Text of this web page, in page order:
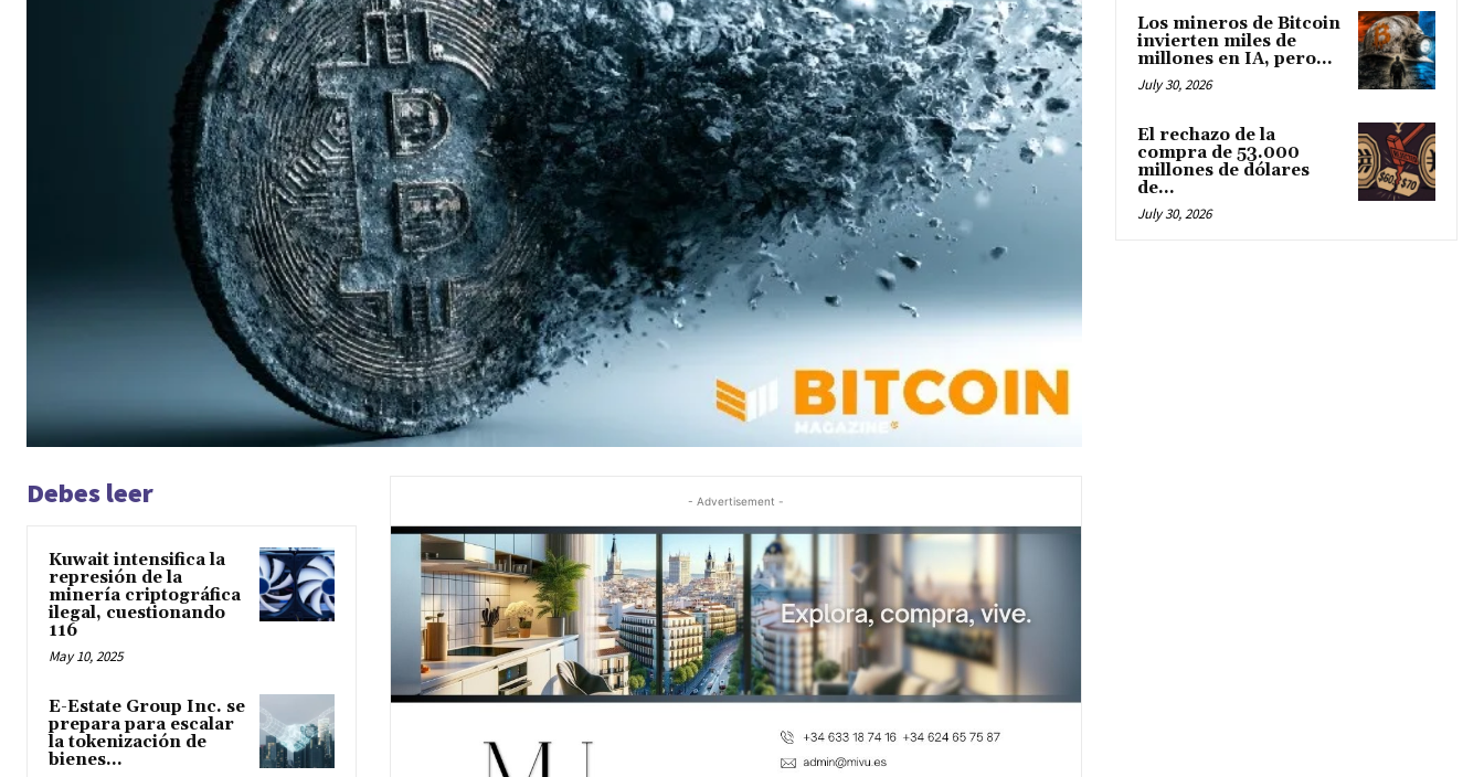
Debes leer
Kuwait intensifica la
represión de la
minería criptográfica
ilegal, cuestionando
116
May 10, 2025
E-Estate Group Inc. se
prepara para escalar
la tokenización de
bienes...
- Advertisement -
Los mineros de Bitcoin
invierten miles de
millones en IA, pero...
July 30, 2026
El rechazo de la
compra de 53.000
millones de dólares
de...
July 30, 2026